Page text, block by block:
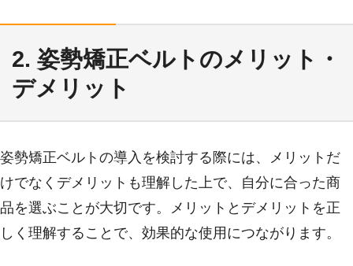
2. 姿勢矯正ベルトのメリット・
デメリット
姿勢矯正ベルトの導入を検討する際には、メリットだ
けでなくデメリットも理解した上で、自分に合った商
品を選ぶことが大切です。メリットとデメリットを正
しく理解することで、効果的な使用につながります。